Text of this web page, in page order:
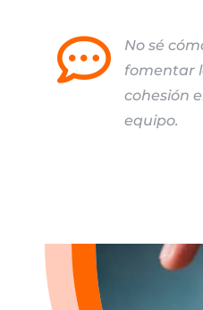

No sé
fomentar
cohesión
equipo.